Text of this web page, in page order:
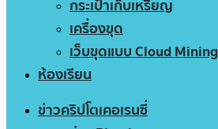
กระเป๋าเก็บเหรียญ
เครื่องขุด
เว็บขุดแบบ Cloud Mining
ห้องเรียน
ข่าวคริปโตเคอเรนซี่